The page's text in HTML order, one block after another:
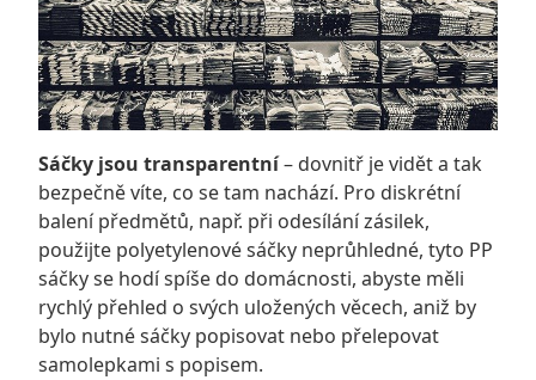
Sáčky jsou transparentní– dovnitř je vidět a tak
bezpečně víte, co se tam nachází. Pro diskrétní
balení předmětů, např. při odesílání zásilek,
použijte polyetylenové sáčky neprůhledné, tyto PP
sáčky se hodí spíše do domácnosti, abyste měli
rychlý přehled o svých uložených věcech, aniž by
bylo nutné sáčky popisovat nebo přelepovat
samolepkami s popisem.